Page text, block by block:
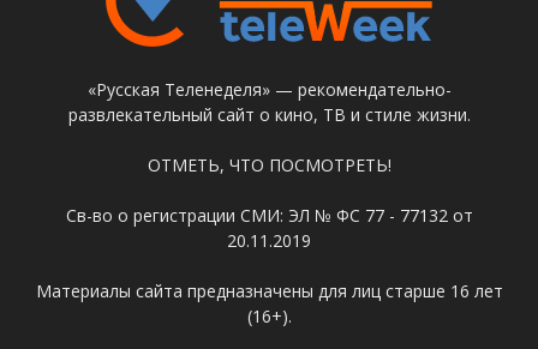
«Русская Теленеделя» — рекомендательно-
развлекательный сайт о кино, ТВ и стиле жизни.
ОТМЕТЬ, ЧТО ПОСМОТРЕТЬ!
Св-во о регистрации СМИ: ЭЛ № ФС 77 - 77132 от
20.11.2019
Материалы сайта предназначены для лиц старше 16 лет
(16+).